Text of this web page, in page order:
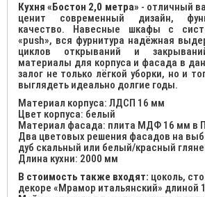
Кухня «Бостон 2,0 метра» - отличный
ценит современный дизайн,
качество. Навесные шкафы с
«push», вся фурнитура надёжная
циклов открываний и
материалы для корпуса и фасада в
залог не только лёгкой уборки, но и
выглядеть идеально долгие годы.
Материал корпуса: ЛДСП 16 мм
Цвет корпуса: белый
Материал фасада: плита МДФ 16 мм в
Два цветовых решения фасадов на
дуб скальный или белый/красный
Длина кухни: 2000 мм
В стоимость также входят: цоколь,
декоре «Мрамор итальянский» длиной